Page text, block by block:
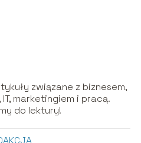
związane z biznesem,
marketingiem i pracą.
do lektury!